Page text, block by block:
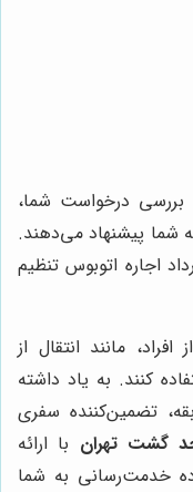
بررسی درخواست شما،
شما پیشنهاد می‌دهند.
اجاره اتوبوس تنظیم
مانند انتقال از
کنند. به یاد داشته
تضمین‌کننده سفری
گشت تهران با ارائه
خدمت‌رسانی به شما